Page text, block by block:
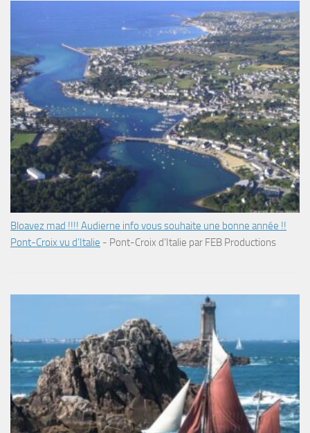
Bloavez mad !!!! Audierne info vous souhaite une bonne année !!
Pont-Croix vu d’Italie - Pont-Croix d’Italie par FEB Productions